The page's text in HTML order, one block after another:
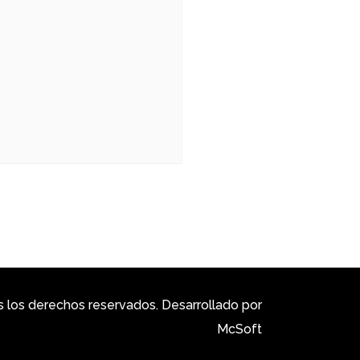
los derechos reservados. Desarrollado por
McSoft